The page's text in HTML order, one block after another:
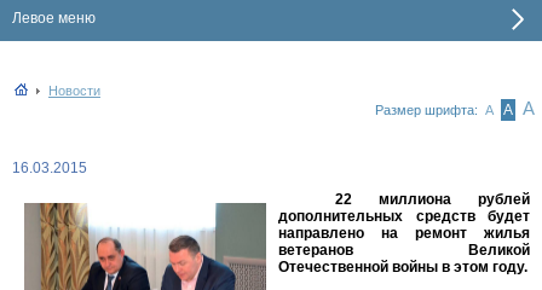
Левое меню
Новости
Размер шрифта: А А А
16.03.2015
22 миллиона рублей
дополнительных средств будет
направлено на ремонт жилья
ветеранов Великой
Отечественной войны в этом году.